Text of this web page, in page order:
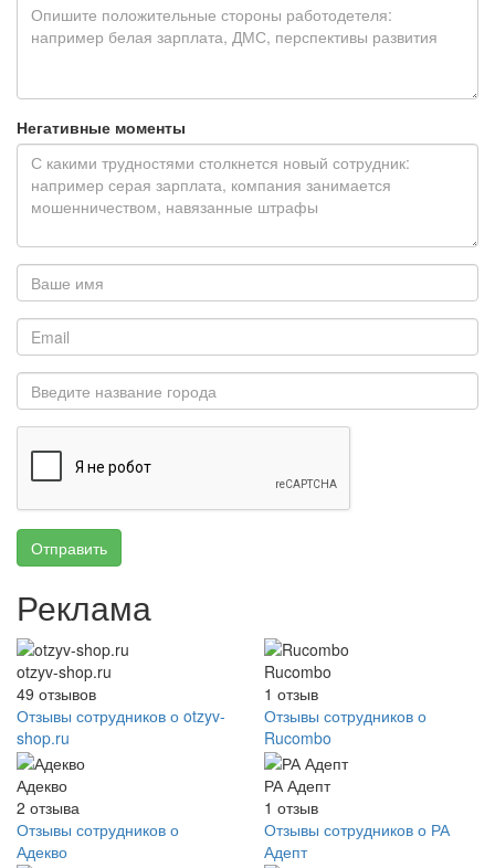
Негативные моменты
Отправить
Реклама
otzyv-shop.ru
49 отзывов
Отзывы сотрудников о otzyv-
shop.ru
Rucombo
1 отзыв
Отзывы сотрудников о
Rucombo
Адекво
2 отзыва
Отзывы сотрудников о
Адекво
РА Адепт
1 отзыв
Отзывы сотрудников о РА
Адепт